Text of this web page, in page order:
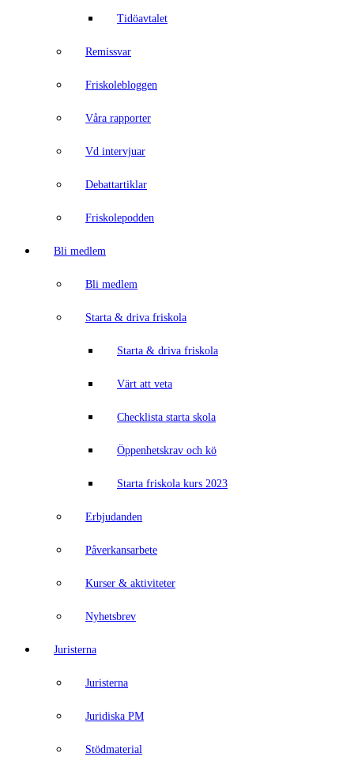
Tidöavtalet
Remissvar
Friskolebloggen
Våra rapporter
Vd intervjuar
Debattartiklar
Friskolepodden
Bli medlem
Bli medlem
Starta & driva friskola
Starta & driva friskola
Värt att veta
Checklista starta skola
Öppenhetskrav och kö
Starta friskola kurs 2023
Erbjudanden
Påverkansarbete
Kurser & aktiviteter
Nyhetsbrev
Juristerna
Juristerna
Juridiska PM
Stödmaterial